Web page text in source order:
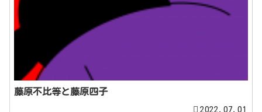
藤原不比等と藤原四子
2022.07.01